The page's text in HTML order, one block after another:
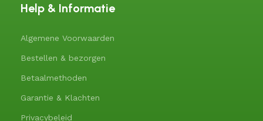
Help & Informatie
Algemene Voorwaarden
Bestellen & bezorgen
Betaalmethoden
Garantie & Klachten
Privacybeleid